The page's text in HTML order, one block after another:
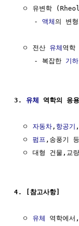
ㅇ 유변학
     -
액체 의 변
  ㅇ 전산
유체 역
     - 복잡한
기
3. 유체 역학의 응
  ㅇ
자동차 , 항공기
  ㅇ
펌프 ,송풍기
ㅇ 대형 건물,교
4. [참고사항]
  ㅇ
유체 역학에